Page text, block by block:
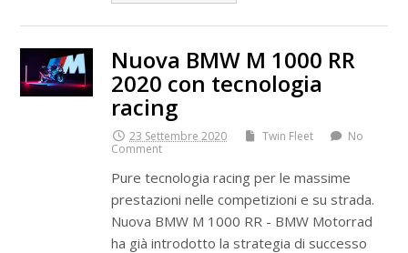
Nuova BMW M 1000 RR
2020 con tecnologia
racing
23 Settembre 2020 Twin Fleet
No
Comment
Pure tecnologia racing per le massime
prestazioni nelle competizioni e su strada.
Nuova BMW M 1000 RR - BMW Motorrad
ha già introdotto la strategia di successo